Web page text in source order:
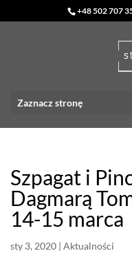
+48 502 707
Zaznacz stronę
Szpagat i
Dagmarą
14-15 marca
sty 3, 2020 | Aktualności